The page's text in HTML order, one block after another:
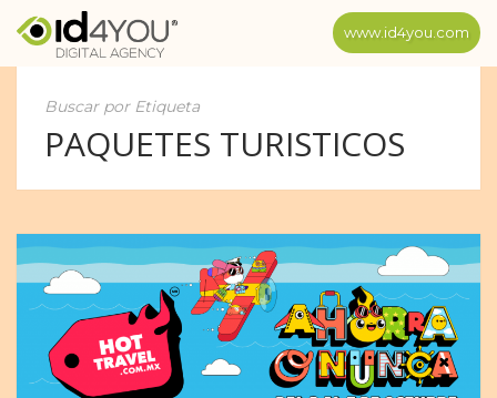
www.id4you.com
Buscar por Etiqueta
PAQUETES TURISTICOS